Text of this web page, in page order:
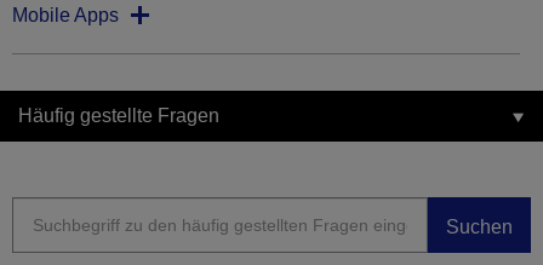
Mobile Apps
Häufig gestellte Fragen
Suchen